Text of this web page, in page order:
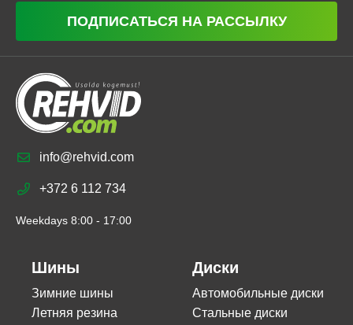
ПОДПИСАТЬСЯ НА РАССЫЛКУ
info@rehvid.com
+372 6 112 734
Weekdays 8:00 - 17:00
Шины
Зимние шины
Летняя резина
Диски
Автомобильные диски
Стальные диски